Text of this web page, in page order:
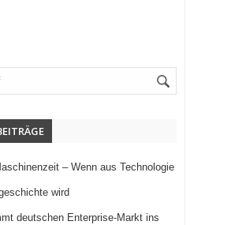
– Wenn aus Technologie
wird
deutschen Enterprise-Markt ins